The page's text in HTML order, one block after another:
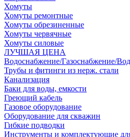
Хомуты
Хомуты ремонтные
Хомуты обрезиненные
Хомуты червячные
Хомуты силовые
ЛУЧШАЯ ЦЕНА
Водоснабжение/Газоснабжение/
Трубы и фитинги из нерж. стали
Канализация
Баки для воды, емкости
Греющий кабель
Газовое оборудование
Оборудование для скважин
Гибкие подводки
Инструменты и комплектующие